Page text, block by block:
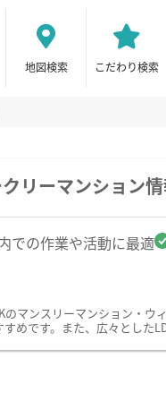
地図検索 こだわり検索
リーマンション
での作業や活動に最適
マンスリーマンション・
です。また、広々とした